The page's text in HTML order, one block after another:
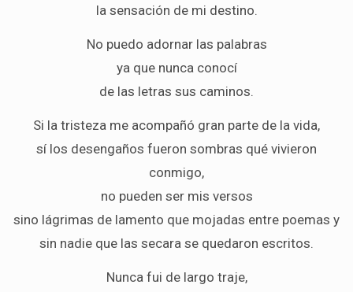
la sensación de mi destino.
No puedo adornar las palabras
ya que nunca conocí
de las letras sus caminos.
Si la tristeza me acompañó gran parte de la vida,
sí los desengaños fueron sombras qué vivieron
conmigo,
no pueden ser mis versos
sino lágrimas de lamento que mojadas entre poemas y
sin nadie que las secara se quedaron escritos.
Nunca fui de largo traje,